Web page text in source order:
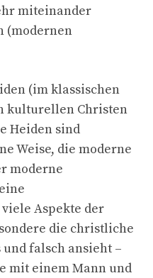
miteinander
(modernen
(im klassischen
kulturellen Christen
Heiden sind
Weise, die moderne
moderne
Aspekte der
die christliche
falsch ansieht –
mit einem Mann und